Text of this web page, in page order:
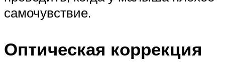
самочувствие.
Оптическая коррекция